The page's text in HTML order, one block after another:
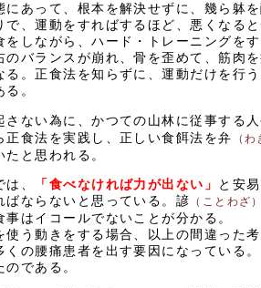
あって、根本を解決せずに、幾ら躰
で、運動をすればするほど、悪くなる
しながら、ハード・トレーニングを
のバランスが崩れ、骨を歪めて、筋肉
る。正食法を知らずに、運動だけを行
。
ない為に、かつての山林に従事する
正食法を実践し、正しい食餌法を弁
（
と思われる。
、 「食べなければ力が出ない」
と安
ばならないと思っている。諺 （ことわざ
はイコールでないことが分かる。
う動きをする場合、以上の間違った
くの腰痛患者を出す要因になっている
である。